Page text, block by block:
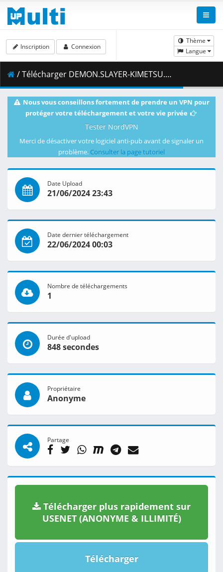
Thème
Langue
Inscription Connexion
/ Télécharger DEMON.SLAYER-KIMETSU.NO.YAIBA-the.stage.S01E09.Demon.Slayer-KIMETSU.NO.YAIBA-the.stage.1080p.CR.WEB-DL.AAC2.0.H.264-VARYG.mkv.012 ( 481.52 MB )
Nous vous conseillons fortement de prendre un VPN pour
protéger votre téléchargement et votre vie privée
Tester NordVPN
Merci de désactiver votre logiciel anti-pub avant de signaler un
problème. Consulter la page tutoriel
Date Upload
21/06/2024 23:43
Date dernier téléchargement
22/06/2024 00:03
Nombre de téléchargements
1
Durée d'upload
848 secondes
Propriétaire
Anonyme
Partage
Télécharger plus rapidement sur
USENET (ANONYME & ILLIMITÉ)
Télécharger